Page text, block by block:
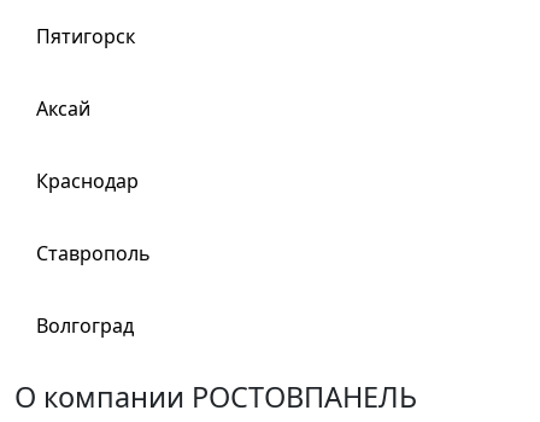
Пятигорск
Аксай
Краснодар
Ставрополь
Волгоград
О компании РОСТОВПАНЕЛЬ